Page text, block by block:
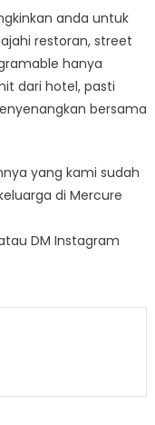
anda untuk
restoran, street
hanya
dari hotel, pasti
bersama
yang kami sudah
di Mercure
DM Instagram